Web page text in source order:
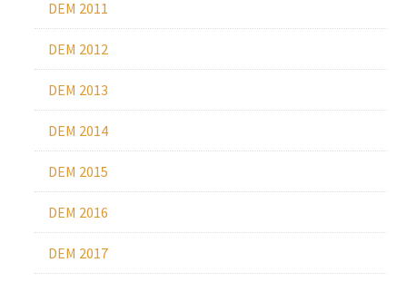
DEM 2011
DEM 2012
DEM 2013
DEM 2014
DEM 2015
DEM 2016
DEM 2017